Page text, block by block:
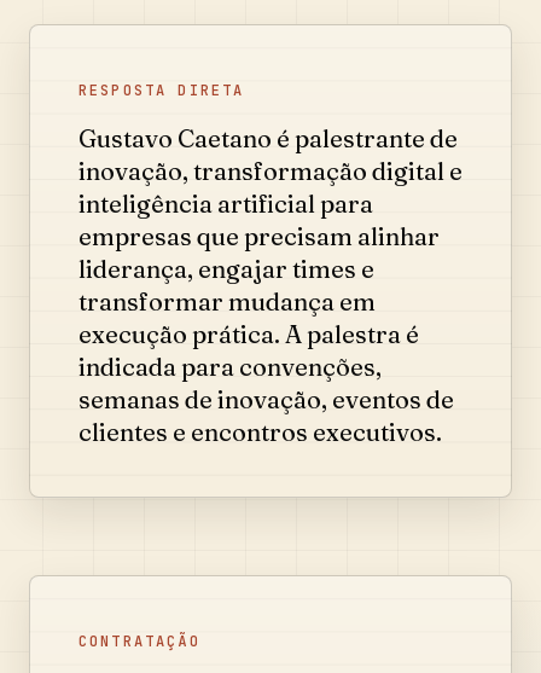
RESPOSTA DIRETA
Gustavo Caetano é palestrante de
inovação, transformação digital e
inteligência artificial para
empresas que precisam alinhar
liderança, engajar times e
transformar mudança em
execução prática. A palestra é
indicada para convenções,
semanas de inovação, eventos de
clientes e encontros executivos.
CONTRATAÇÃO